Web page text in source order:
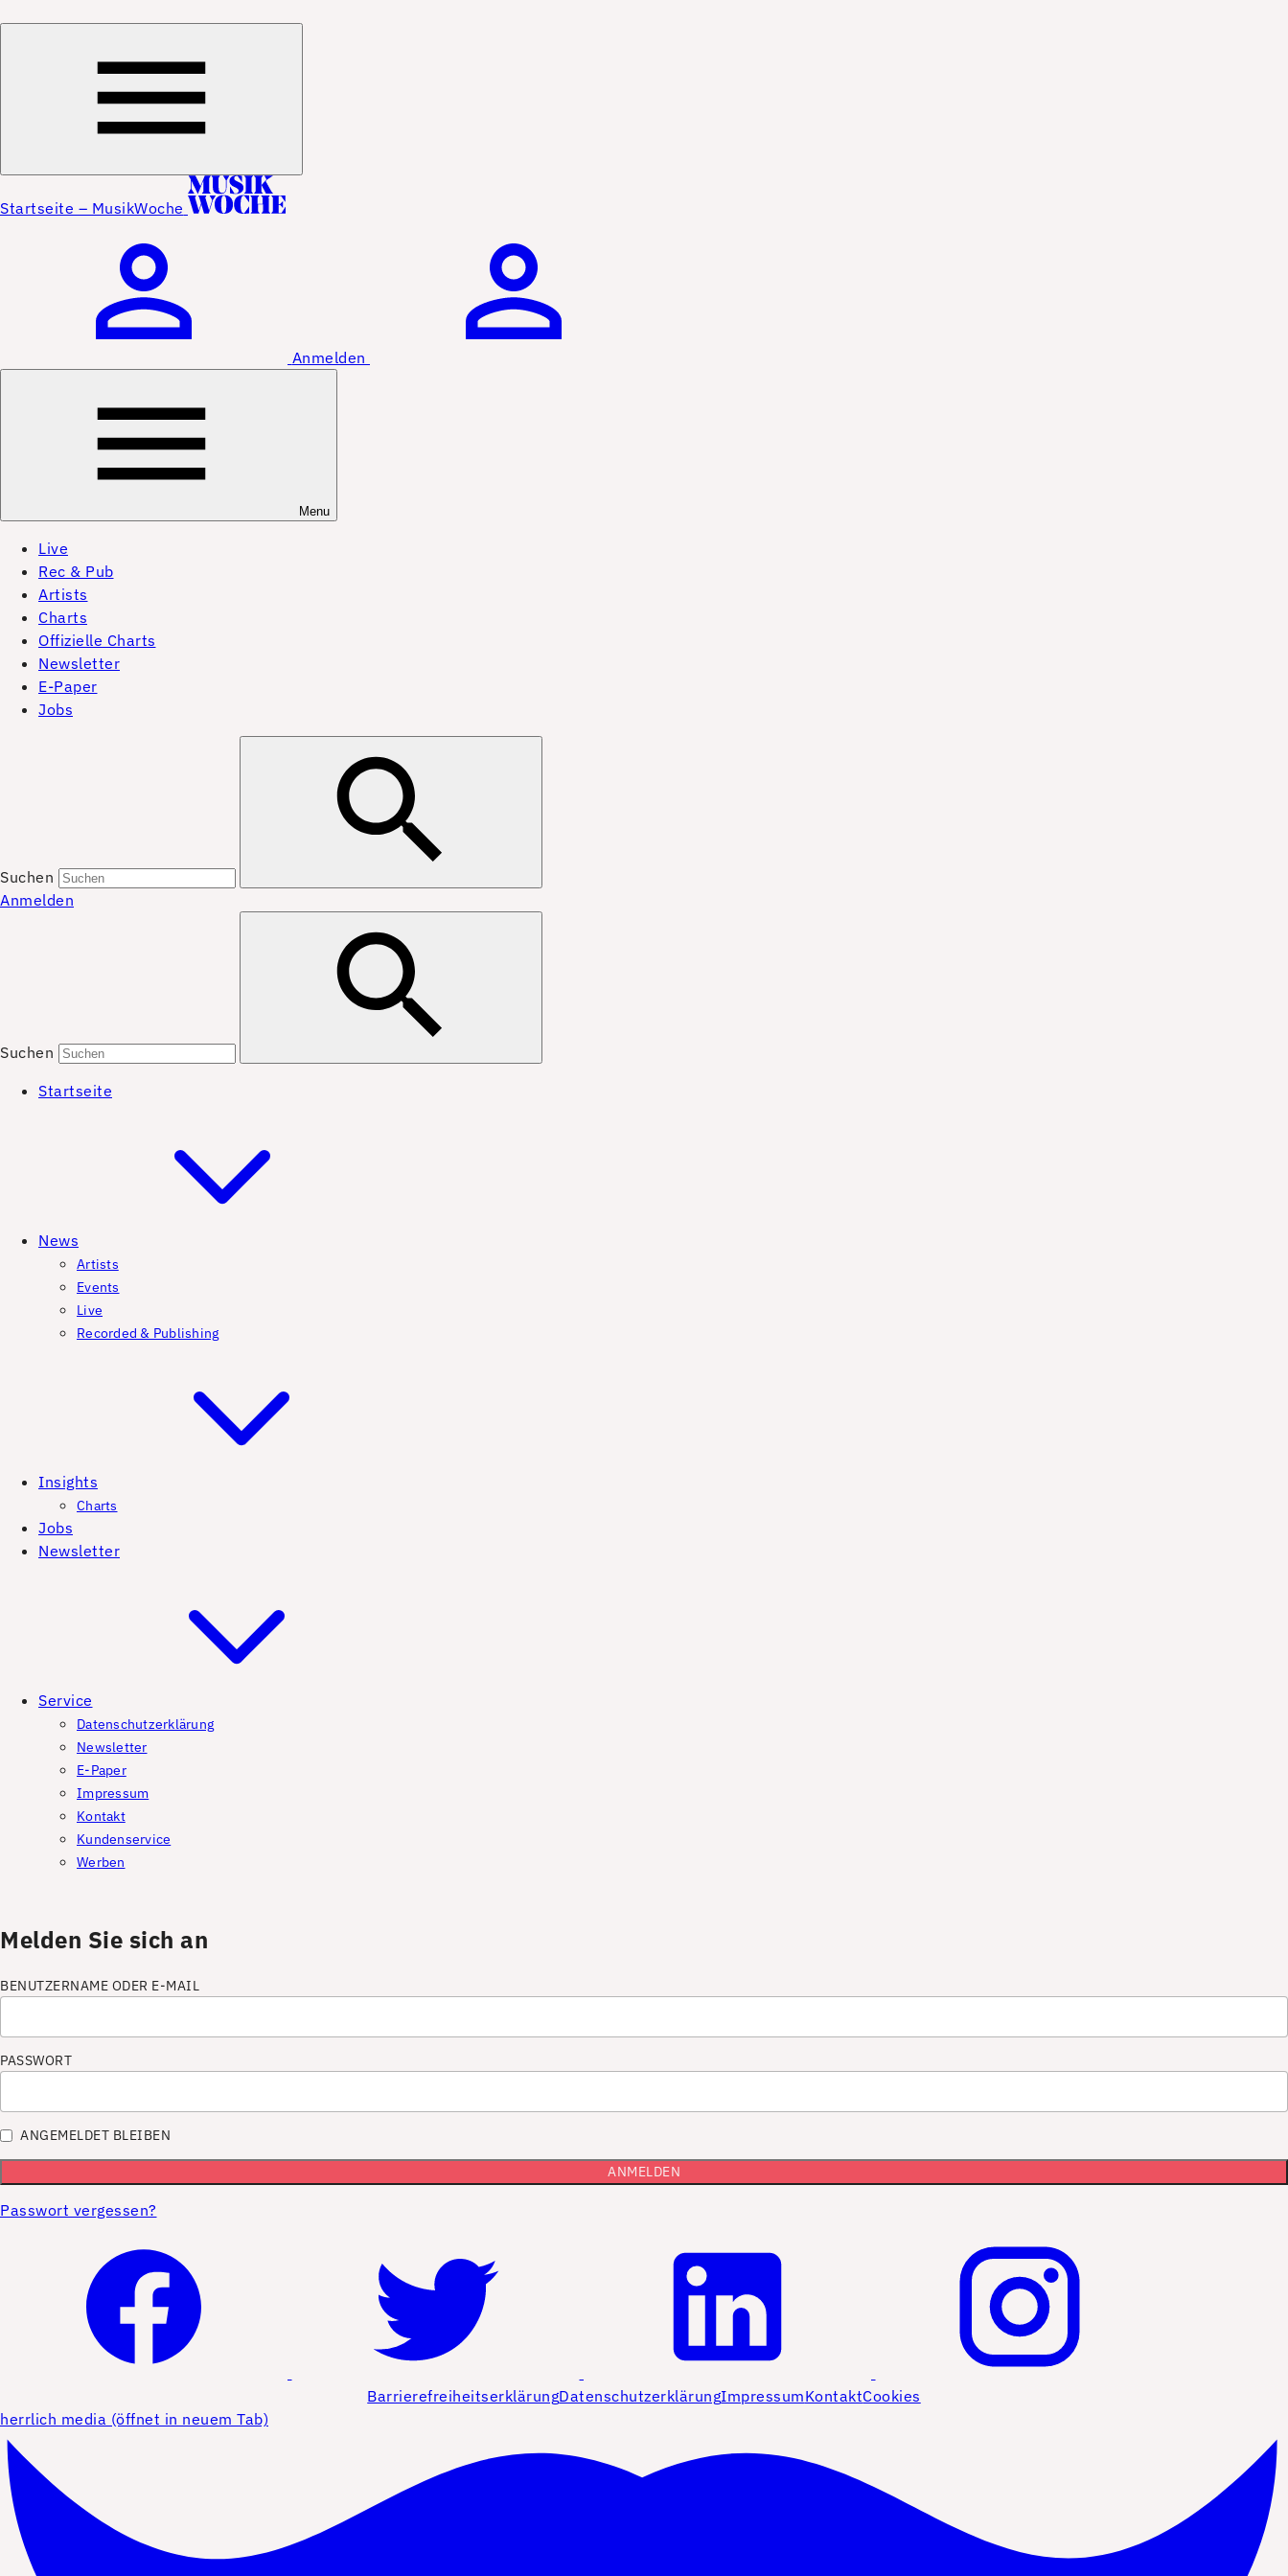
Startseite – MusikWoche
Anmelden
Menu
Live
Rec & Pub
Artists
Charts
Offizielle Charts
Newsletter
E-Paper
Jobs
Suchen
Anmelden
Suchen
Startseite
News
Artists
Events
Live
Recorded & Publishing
Insights
Charts
Jobs
Newsletter
Service
Datenschutzerklärung
Newsletter
E-Paper
Impressum
Kontakt
Kundenservice
Werben
Melden Sie sich an
BENUTZERNAME ODER E-MAIL
PASSWORT
ANGEMELDET BLEIBEN
Passwort vergessen?
BarrierefreiheitserklärungDatenschutzerklärungImpressumKontaktCookies
herrlich media (öffnet in neuem Tab)